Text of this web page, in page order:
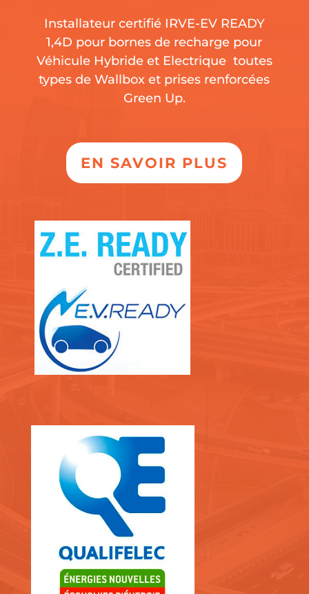
Installateur certifié IRVE-EV READY
1,4D pour bornes de recharge pour
Véhicule Hybride et Electrique toutes
types de Wallbox et prises renforcées
Green Up.
EN SAVOIR PLUS